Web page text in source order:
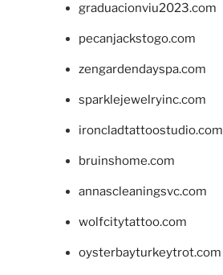
graduacionviu2023.com
pecanjackstogo.com
zengardendayspa.com
sparklejewelryinc.com
ironcladtattoostudio.com
bruinshome.com
annascleaningsvc.com
wolfcitytattoo.com
oysterbayturkeytrot.com